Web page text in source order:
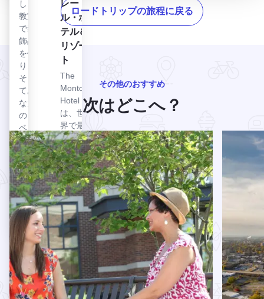
レー
ル・ホ
テル＆
リゾー
ト
The
Montcler
Hotel
は、世
界で最
も有名
なウィ
ンダム
ホテル
のトレ
ードマ
ークコ
レクシ
ョンの
ラグジ
ュアリ
ーホテ
ルで
のス
ピリ
ッツ
をお
楽し
みい
ただ
けま
す。
ウイ
スキ
ー・
エー
カー
ズ蒸
留所
この
5代
目の
農家
一家
は、
ウイスキー・エーカーズ蒸留所を見る
し、
教室
で装
飾品
を作
り、
そし
てあ
なた
のイ
ベン
トを
開催
しよ
う。
ロードトリップの旅程に戻る
その他のおすすめ
次はどこへ？
ガールフレンド・ゲッタウェイ についてもっと読むリラッ
続きを